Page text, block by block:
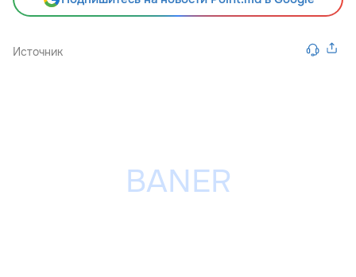
Источник